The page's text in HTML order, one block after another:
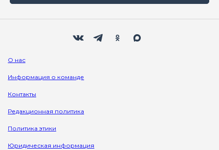
О нас
Информация о команде
Контакты
Редакционная политика
Политика этики
Юридическая информация